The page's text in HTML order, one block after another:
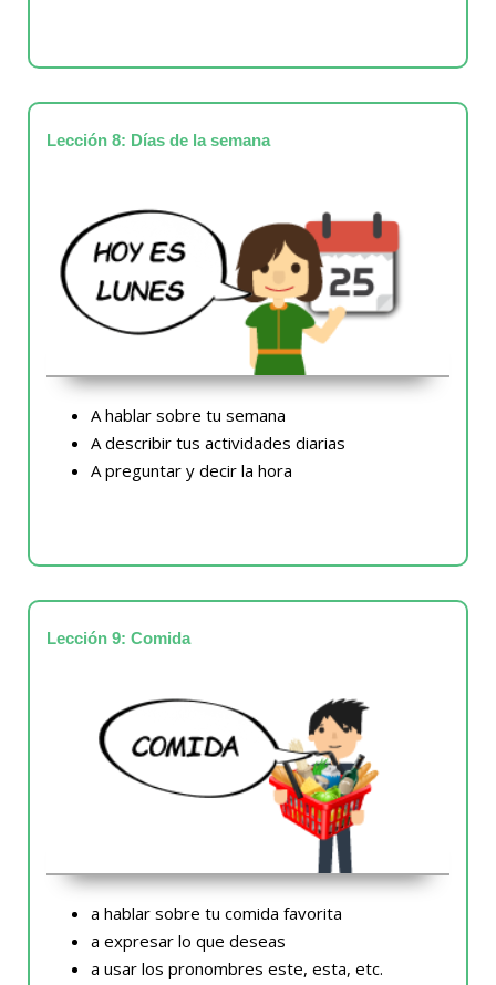
Lección 8: Días de la semana
A hablar sobre tu semana
A describir tus actividades diarias
A preguntar y decir la hora
Lección 9: Comida
a hablar sobre tu comida favorita
a expresar lo que deseas
a usar los pronombres este, esta, etc.